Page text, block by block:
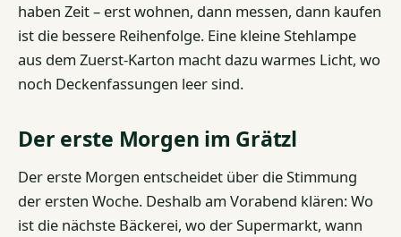
haben Zeit – erst wohnen, dann messen, dann kaufen
ist die bessere Reihenfolge. Eine kleine Stehlampe
aus dem Zuerst-Karton macht dazu warmes Licht, wo
noch Deckenfassungen leer sind.
Der erste Morgen im Grätzl
Der erste Morgen entscheidet über die Stimmung
der ersten Woche. Deshalb am Vorabend klären: Wo
ist die nächste Bäckerei, wo der Supermarkt, wann